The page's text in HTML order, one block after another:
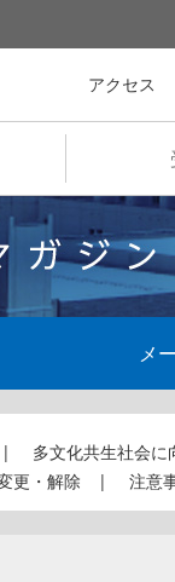
アクセス
メ
多文化共生社会に
更・解除 注意